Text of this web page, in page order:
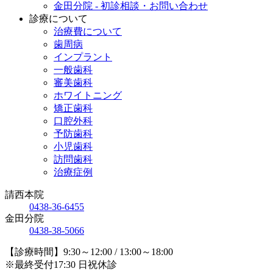
金田分院 - 初診相談・お問い合わせ
診療について
治療費について
歯周病
インプラント
一般歯科
審美歯科
ホワイトニング
矯正歯科
口腔外科
予防歯科
小児歯科
訪問歯科
治療症例
請西本院
0438-36-6455
金田分院
0438-38-5066
【診療時間】9:30～12:00 / 13:00～18:00
※最終受付17:30 日祝休診